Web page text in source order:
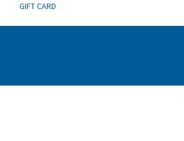
GIFT CARD